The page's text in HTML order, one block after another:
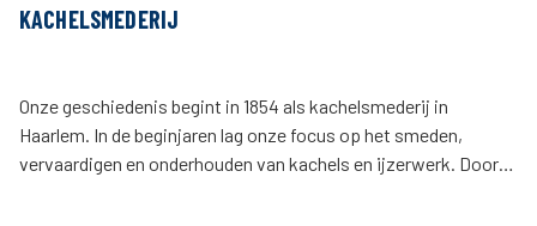
KACHELSMEDERIJ
Onze geschiedenis begint in 1854 als kachelsmederij in
Haarlem. In de beginjaren lag onze focus op het smeden,
vervaardigen en onderhouden van kachels en ijzerwerk. Door